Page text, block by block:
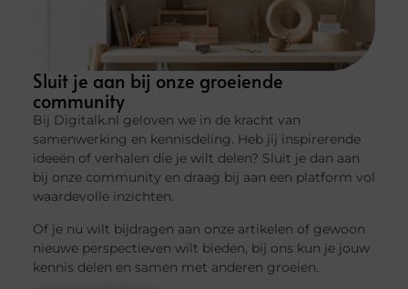
Sluit je aan bij onze groeiende
community
Bij Digitalk.nl geloven we in de kracht van
samenwerking en kennisdeling. Heb jij inspirerende
ideeën of verhalen die je wilt delen? Sluit je dan aan
bij onze community en draag bij aan een platform vol
waardevolle inzichten.
Of je nu wilt bijdragen aan onze artikelen of gewoon
nieuwe perspectieven wilt bieden, bij ons kun je jouw
kennis delen en samen met anderen groeien.